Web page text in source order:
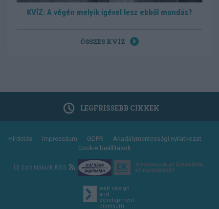
KVÍZ: A végén melyik igével lesz ebből mondás?
ÖSSZES KVÍZ
LEGFRISSEBB CIKKEK
Footer
Hirdetés Impresszum GDPR
Akadálymentességi nyilatkozat
Cookie beállítások
Új Szó Nálunk RSS
web design
and
development
brainsum